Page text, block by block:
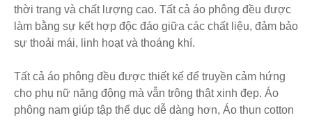
thời trang và chất lượng cao. Tất cả áo phông đều được
làm bằng sự kết hợp độc đáo giữa các chất liệu, đảm bảo
sự thoải mái, linh hoạt và thoáng khí.
Tất cả áo phông đều được thiết kế để truyền cảm hứng
cho phụ nữ năng động mà vẫn trông thật xinh đẹp. Áo
phông nam giúp tập thể dục dễ dàng hơn, Áo thun cotton